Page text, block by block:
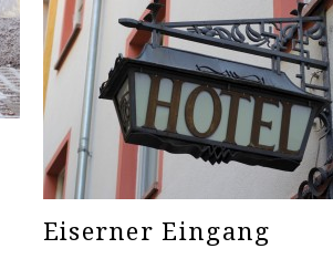
Eiserner Eingang